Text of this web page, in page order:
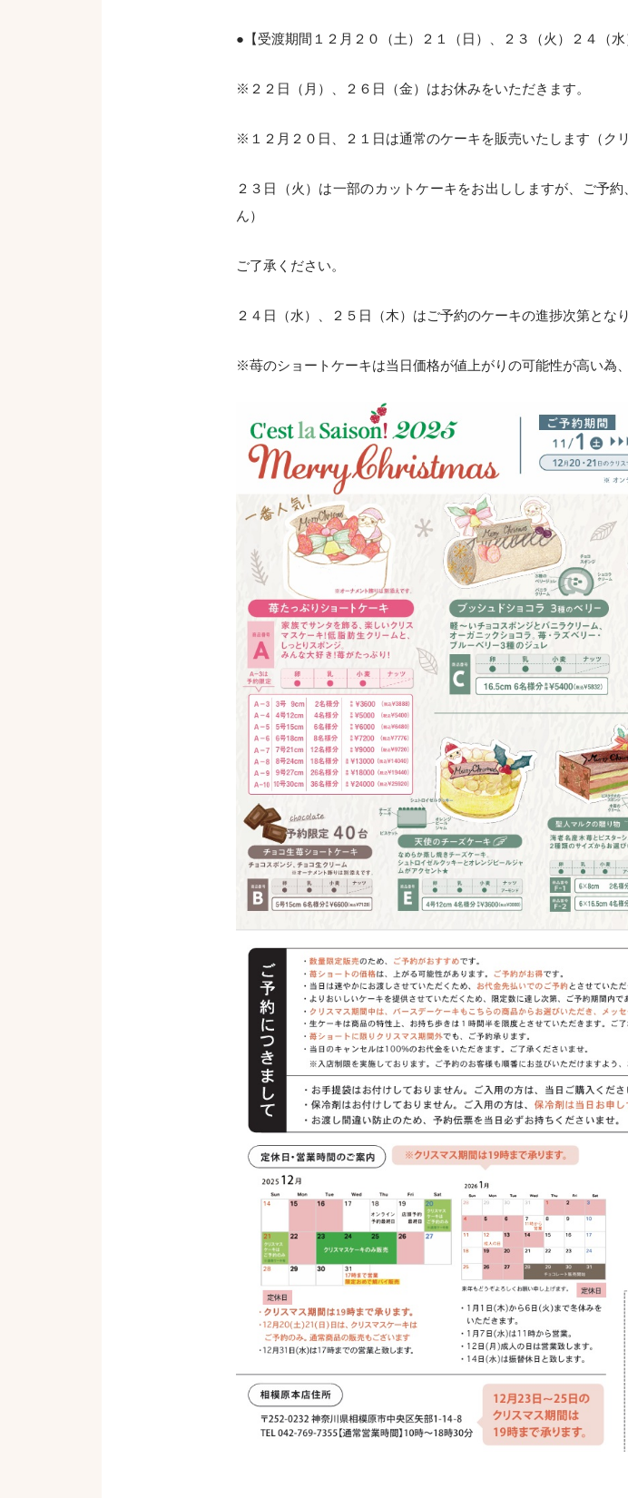
●【受渡期間１２月２０（土）２１（日）、２３（火）２４（水
※２２日（月）、２６日（金）はお休みをいただきます。
※１２月２０日、２１日は通常のケーキを販売いたします（ク
２３日（火）は一部のカットケーキをお出ししますが、ご予
ん）
ご了承ください。
２４日（水）、２５日（木）はご予約のケーキの進捗次第とな
※苺のショートケーキは当日価格が値上がりの可能性が高い為